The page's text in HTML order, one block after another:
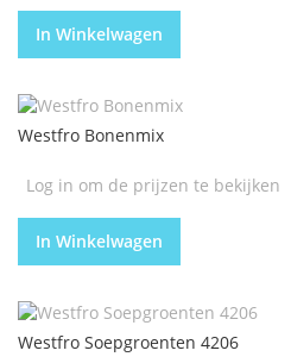
In Winkelwagen
Westfro Bonenmix
Log in om de prijzen te bekijken
In Winkelwagen
Westfro Soepgroenten 4206